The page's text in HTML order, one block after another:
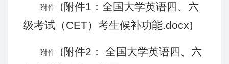
附件【 附件1：全国大学英语四、六
级考试（CET）考生候补功能.docx 】
附件【 附件2： 全国大学英语四、六